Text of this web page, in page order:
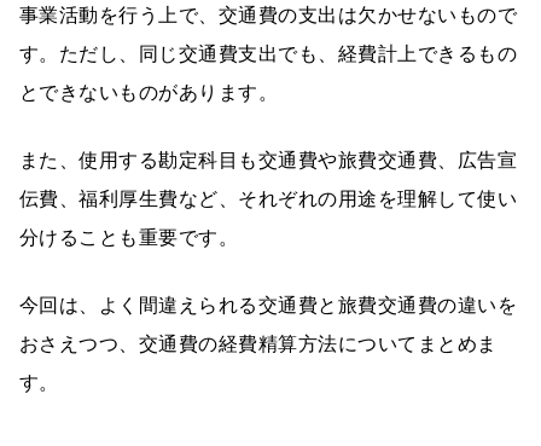
事業活動を行う上で、交通費の支出は欠かせないもので
す。ただし、同じ交通費支出でも、経費計上できるもの
とできないものがあります。
また、使用する勘定科目も交通費や旅費交通費、広告宣
伝費、福利厚生費など、それぞれの用途を理解して使い
分けることも重要です。
今回は、よく間違えられる交通費と旅費交通費の違いを
おさえつつ、交通費の経費精算方法についてまとめま
す。